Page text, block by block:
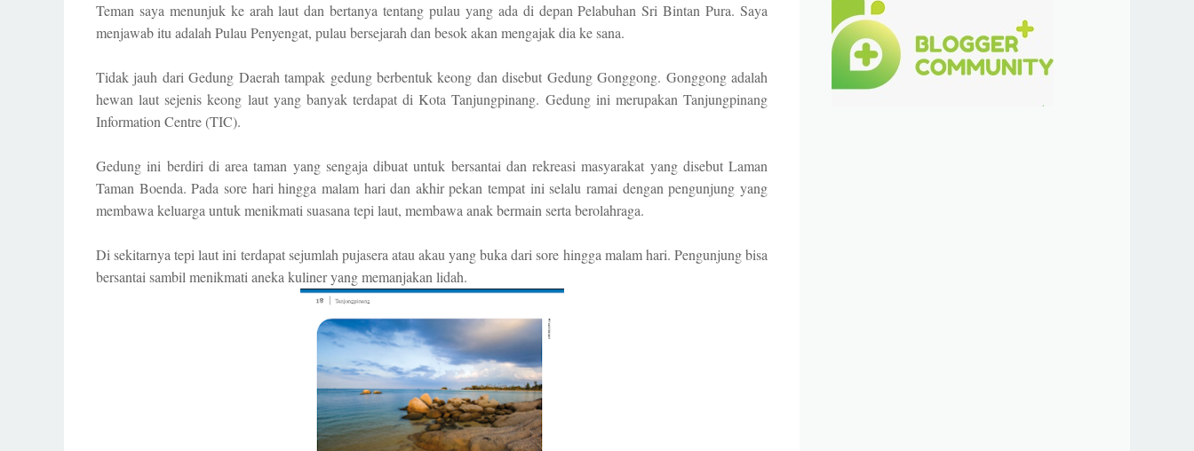
Teman saya menunjuk ke arah laut dan bertanya tentang pulau yang ada di depan Pelabuhan Sri Bintan Pura. Saya
menjawab itu adalah Pulau Penyengat, pulau bersejarah dan besok akan mengajak dia ke sana.
Tidak jauh dari Gedung Daerah tampak gedung berbentuk keong dan disebut Gedung Gonggong. Gonggong adalah
hewan laut sejenis keong laut yang banyak terdapat di Kota Tanjungpinang. Gedung ini merupakan Tanjungpinang
Information Centre (TIC).
Gedung ini berdiri di area taman yang sengaja dibuat untuk bersantai dan rekreasi masyarakat yang disebut Laman
Taman Boenda. Pada sore hari hingga malam hari dan akhir pekan tempat ini selalu ramai dengan pengunjung yang
membawa keluarga untuk menikmati suasana tepi laut, membawa anak bermain serta berolahraga.
Di sekitarnya tepi laut ini terdapat sejumlah pujasera atau akau yang buka dari sore hingga malam hari. Pengunjung bisa
bersantai sambil menikmati aneka kuliner yang memanjakan lidah.